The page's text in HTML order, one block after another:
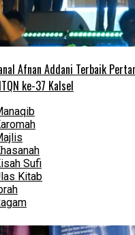
Afnan Addani Terbaik
ke-37 Kalsel
Sufi
Kitab